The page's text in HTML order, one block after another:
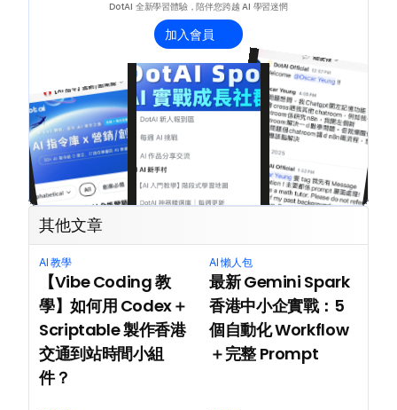
DotAI 全新學習體驗，陪伴您跨越 AI 學習迷惘
加入會員
其他文章
AI 教學
【Vibe Coding 教
學】如何用 Codex＋
Scriptable 製作香港
交通到站時間小組
件？
AI 懶人包
最新 Gemini Spark
香港中小企實戰：5
個自動化 Workflow
＋完整 Prompt